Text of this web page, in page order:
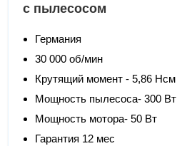
с пылесосом
Германия
30 000 об/мин
Крутящий момент - 5,86 Нсм
Мощность пылесоса- 300 Вт
Мощность мотора- 50 Вт
Гарантия 12 мес